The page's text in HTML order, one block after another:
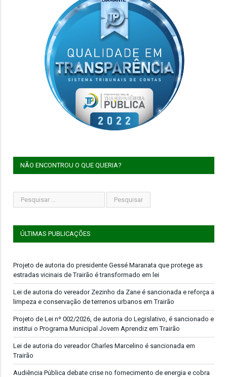
NÃO ENCONTROU O QUE QUERIA?
ÚLTIMAS PUBLICAÇÕES
Projeto de autoria do presidente Gessé Maranata que protege as
estradas vicinais de Trairão é transformado em lei
Lei de autoria do vereador Zezinho da Zane é sancionada e reforça a
limpeza e conservação de terrenos urbanos em Trairão
Projeto de Lei nº 002/2026, de autoria do Legislativo, é sancionado e
institui o Programa Municipal Jovem Aprendiz em Trairão
Lei de autoria do vereador Charles Marcelino é sancionada em
Trairão
Audiência Pública debate crise no fornecimento de energia e cobra